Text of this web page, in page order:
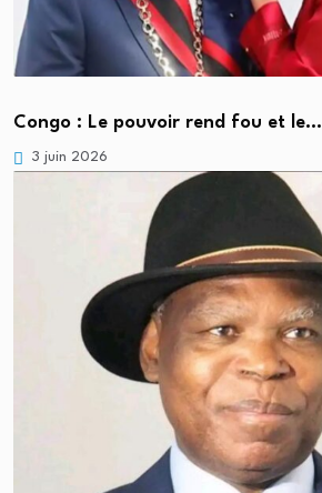
Congo : Le pouvoir rend fou et le…
3 juin 2026